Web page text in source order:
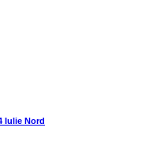
Iulie Nord